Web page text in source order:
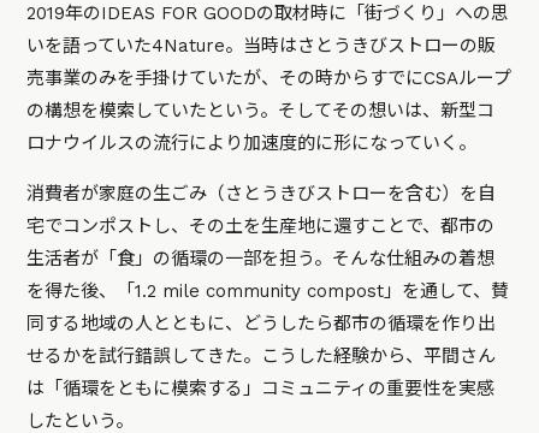
2019年のIDEAS FOR GOODの取材時に「街づくり」への思
いを語っていた4Nature。当時はさとうきびストローの販
売事業のみを手掛けていたが、その時からすでにCSAループ
の構想を模索していたという。そしてその想いは、新型コ
ロナウイルスの流行により加速度的に形になっていく。
消費者が家庭の生ごみ（さとうきびストローを含む）を自
宅でコンポストし、その土を生産地に還すことで、都市の
生活者が「食」の循環の一部を担う。そんな仕組みの着想
を得た後、「1.2 mile community compost」を通して、賛
同する地域の人とともに、どうしたら都市の循環を作り出
せるかを試行錯誤してきた。こうした経験から、平間さん
は「循環をともに模索する」コミュニティの重要性を実感
したという。